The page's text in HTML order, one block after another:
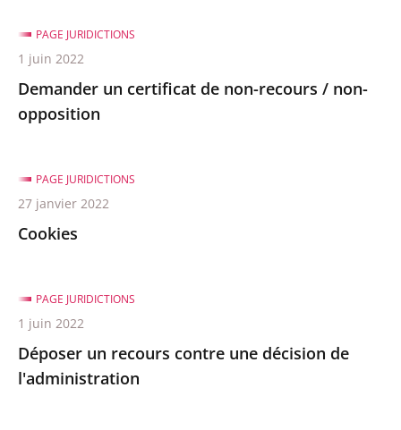
Demander un certificat de non-recours / non-
opposition
PAGE JURIDICTIONS
1 juin 2022
Cookies
PAGE JURIDICTIONS
27 janvier 2022
Déposer un recours contre une décision de
l'administration
PAGE JURIDICTIONS
1 juin 2022